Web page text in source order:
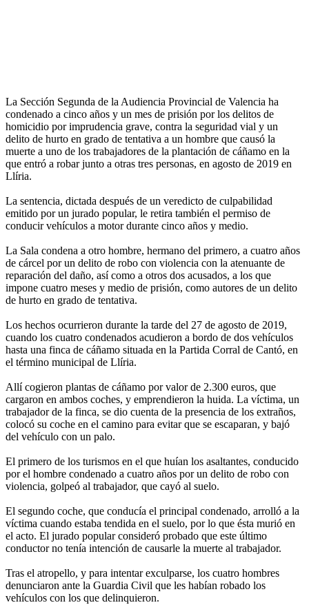
La Sección Segunda de la Audiencia Provincial de Valencia ha
condenado a cinco años y un mes de prisión por los delitos de
homicidio por imprudencia grave, contra la seguridad vial y un
delito de hurto en grado de tentativa a un hombre que causó la
muerte a uno de los trabajadores de la plantación de cáñamo en la
que entró a robar junto a otras tres personas, en agosto de 2019 en
Llíria.
La sentencia, dictada después de un veredicto de culpabilidad
emitido por un jurado popular, le retira también el permiso de
conducir vehículos a motor durante cinco años y medio.
La Sala condena a otro hombre, hermano del primero, a cuatro años
de cárcel por un delito de robo con violencia con la atenuante de
reparación del daño, así como a otros dos acusados, a los que
impone cuatro meses y medio de prisión, como autores de un delito
de hurto en grado de tentativa.
Los hechos ocurrieron durante la tarde del 27 de agosto de 2019,
cuando los cuatro condenados acudieron a bordo de dos vehículos
hasta una finca de cáñamo situada en la Partida Corral de Cantó, en
el término municipal de Llíria.
Allí cogieron plantas de cáñamo por valor de 2.300 euros, que
cargaron en ambos coches, y emprendieron la huida. La víctima, un
trabajador de la finca, se dio cuenta de la presencia de los extraños,
colocó su coche en el camino para evitar que se escaparan, y bajó
del vehículo con un palo.
El primero de los turismos en el que huían los asaltantes, conducido
por el hombre condenado a cuatro años por un delito de robo con
violencia, golpeó al trabajador, que cayó al suelo.
El segundo coche, que conducía el principal condenado, arrolló a la
víctima cuando estaba tendida en el suelo, por lo que ésta murió en
el acto. El jurado popular consideró probado que este último
conductor no tenía intención de causarle la muerte al trabajador.
Tras el atropello, y para intentar exculparse, los cuatro hombres
denunciaron ante la Guardia Civil que les habían robado los
vehículos con los que delinquieron.